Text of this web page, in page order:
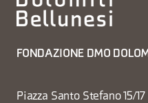
FONDAZIONE DMO
Piazza Santo Stefano 15/17